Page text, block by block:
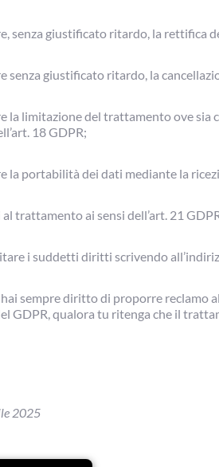
senza giustificato ritardo, la rettifica
senza giustificato ritardo, la
la limitazione del trattamento ove sia
18 GDPR;
la portabilità dei dati mediante la
trattamento ai sensi dell’art. 21
i suddetti diritti scrivendo
sempre diritto di proporre reclamo
GDPR, qualora tu ritenga che il
2025